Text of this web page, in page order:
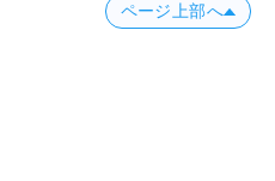
ページ上部へ